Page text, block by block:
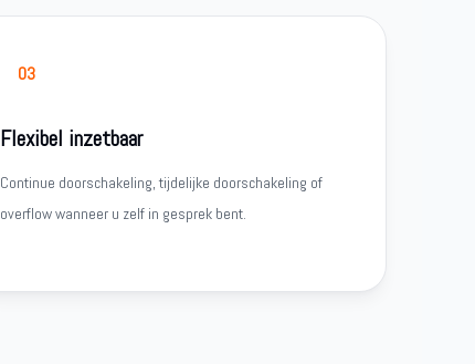
03
Flexibel inzetbaar
Continue doorschakeling, tijdelijke doorschakeling of
overflow wanneer u zelf in gesprek bent.